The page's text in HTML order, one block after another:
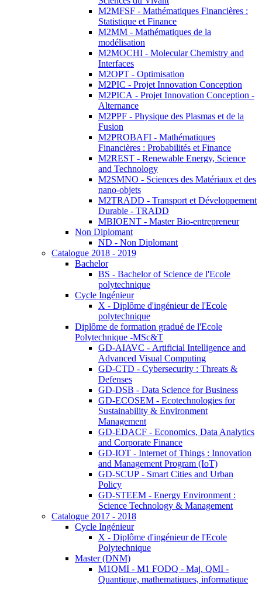
M2MFSF - Mathématiques Financières :
Statistique et Finance
M2MM - Mathématiques de la
modélisation
M2MOCHI - Molecular Chemistry and
Interfaces
M2OPT - Optimisation
M2PIC - Projet Innovation Conception
M2PICA - Projet Innovation Conception -
Alternance
M2PPF - Physique des Plasmas et de la
Fusion
M2PROBAFI - Mathématiques
Financières : Probabilités et Finance
M2REST - Renewable Energy, Science
and Technology
M2SMNO - Sciences des Matériaux et des
nano-objets
M2TRADD - Transport et Développement
Durable - TRADD
MBIOENT - Master Bio-entrepreneur
Non Diplomant
ND - Non Diplomant
Catalogue 2018 - 2019
Bachelor
BS - Bachelor of Science de l'Ecole
polytechnique
Cycle Ingénieur
X - Diplôme d'ingénieur de l'Ecole
polytechnique
Diplôme de formation gradué de l'Ecole
Polytechnique -MSc&T
GD-AIAVC - Artificial Intelligence and
Advanced Visual Computing
GD-CTD - Cybersecurity : Threats &
Defenses
GD-DSB - Data Science for Business
GD-ECOSEM - Ecotechnologies for
Sustainability & Environment
Management
GD-EDACF - Economics, Data Analytics
and Corporate Finance
GD-IOT - Internet of Things : Innovation
and Management Program (IoT)
GD-SCUP - Smart Cities and Urban
Policy
GD-STEEM - Energy Environment :
Science Technology & Management
Catalogue 2017 - 2018
Cycle Ingénieur
X - Diplôme d'ingénieur de l'Ecole
Polytechnique
Master (DNM)
M1QMI - M1 FODQ - Maj. QMI -
Quantique, mathematiques, informatique